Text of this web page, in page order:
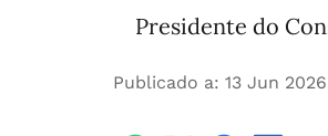
Presidente do
Publicado a: 13 Jun